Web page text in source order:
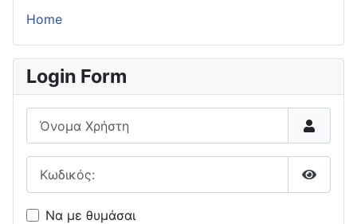
Home
Login Form
Όνομα Χρήστη
Να με θυμάσαι